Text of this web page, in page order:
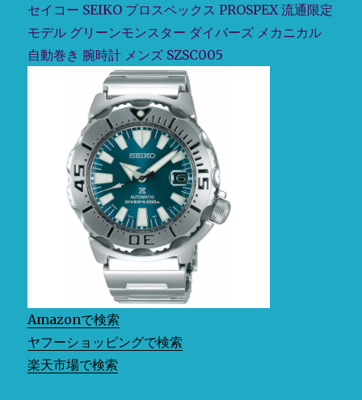
中！
コ
ー
SEIKO
プ
ロ
ス
ペ
ッ
ク
ス
PROSPEX
ダ
イ
バ
ー
ス
キ
ュ
ー
ー
シ
セイコー SEIKO プロスペックス PROSPEX 流通限定
モデル グリーンモンスター ダイバーズ メカニカル
自動巻き 腕時計 メンズ SZSC005
Amazonで検索
ヤフーショッピングで検索
楽天市場で検索